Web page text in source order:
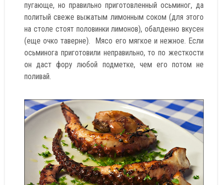
пугающе, но правильно приготовленный осьминог, да
политый свеже выжатым лимонным соком (для этого
на столе стоят половинки лимонов), обалденно вкусен
(еще очко таверне). Мясо его мягкое и нежное. Если
осьминога приготовили неправильно, то по жесткости
он даст фору любой подметке, чем его потом не
поливай.